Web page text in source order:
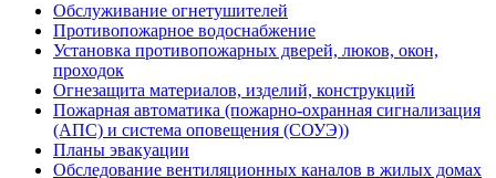
Обслуживание огнетушителей
Противопожарное водоснабжение
Установка противопожарных дверей, люков, окон,
проходок
Огнезащита материалов, изделий, конструкций
Пожарная автоматика (пожарно-охранная сигнализация
(АПС) и система оповещения (СОУЭ))
Планы эвакуации
Обследование вентиляционных каналов в жилых домах